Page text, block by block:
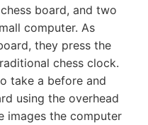
board, and two
computer. As
they press the
chess clock.
take a before and
using the overhead
images the computer